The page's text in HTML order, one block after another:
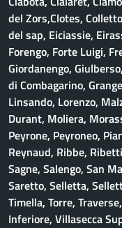
del Zors,Clotes,
del sap, Eiciassie,
Forengo, Forte Luigi,
Giordanengo,
di Combagarino,
Linsando, Lorenzo,
Durant, Moliera,
Peyrone, Peyroneo,
Reynaud, Ribbe,
Sagne, Salengo, San
Saretto, Selletta,
Timella, Torre,
Inferiore, Villasecca